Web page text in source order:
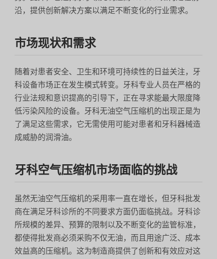
沿，提供创新解决方案以满足不断变化的行业需求。
市场现状和需求
随着对患者安全、卫生和环境可持续性的日益关注，牙
科设备市场正在发生模式转变。牙科专业人员在严格的
行业法规和意识提高的引导下，正在寻求能最大限度降
低污染风险的设备。牙科无油空气压缩机的出现正是为
了满足这些需求，它无需使用可能对患者和牙科器械造
成威胁的润滑油。
牙科空气压缩机市场面临的挑战
虽然无油空气压缩机的采用率一直在增长，但牙科批发
商在满足牙科诊所的不同要求方面仍面临挑战。牙科诊
所规模的差异、预算的限制以及不断变化的监管标准，
都使得批发商必须采购不仅无油，而且用途广泛、成本
效益高的压缩机。这为制造商提供了创新和有效应对这